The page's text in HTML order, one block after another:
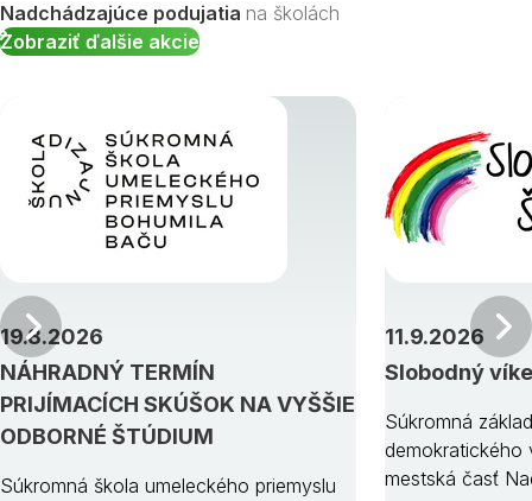
Nadchádzajúce podujatia na školách
Zobraziť ďalšie akcie
NÁHRADNÝ TERMÍN
PRIJÍMACÍCH SKÚŠOK NA VYŠŠIE
ODBORNÉ ŠTÚDIUM
19.8.2026
Súkromná škola umeleckého priemyslu
Slobodný
11.9.2026
Súkromná
demokratického
mestská časť
Predchádzajúci